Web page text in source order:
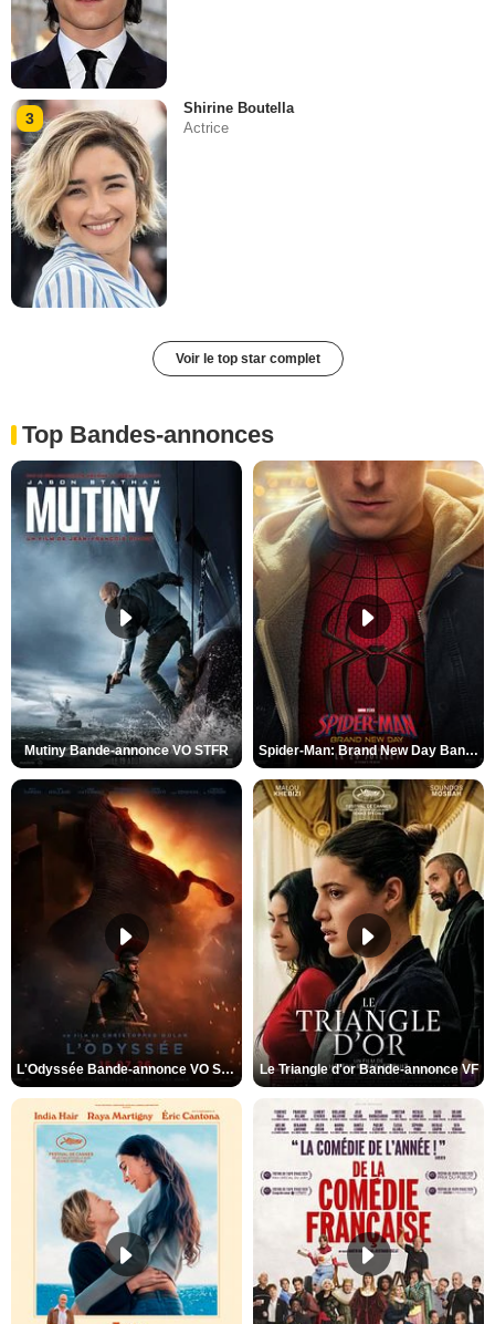
3
Shirine Boutella
Actrice
Voir le top star complet
Top Bandes-annonces
Mutiny Bande-annonce VO STFR Spider-Man: Brand New Day Bande-annonce VO STFR
L'Odyssée Bande-annonce VO STFR Le Triangle d'or Bande-annonce VF